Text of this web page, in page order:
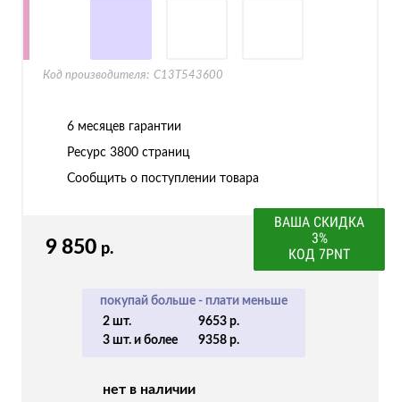
ВАША СКИДКА
3%
КОД 7PNT
9 850 р.
покупай больше - плати меньше
2 шт.
9653 р.
3 шт. и более
9358 р.
нет в наличии
Код производителя: C13T543600
6 месяцев гарантии
Ресурс 3800 страниц
Сообщить о поступлении товара